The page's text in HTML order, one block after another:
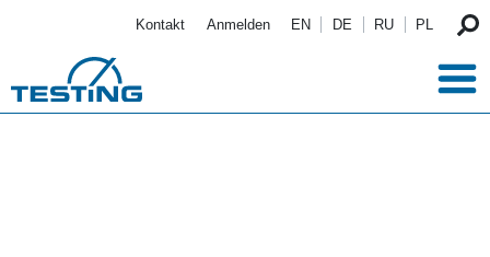
Kontakt Anmelden EN DE RU PL